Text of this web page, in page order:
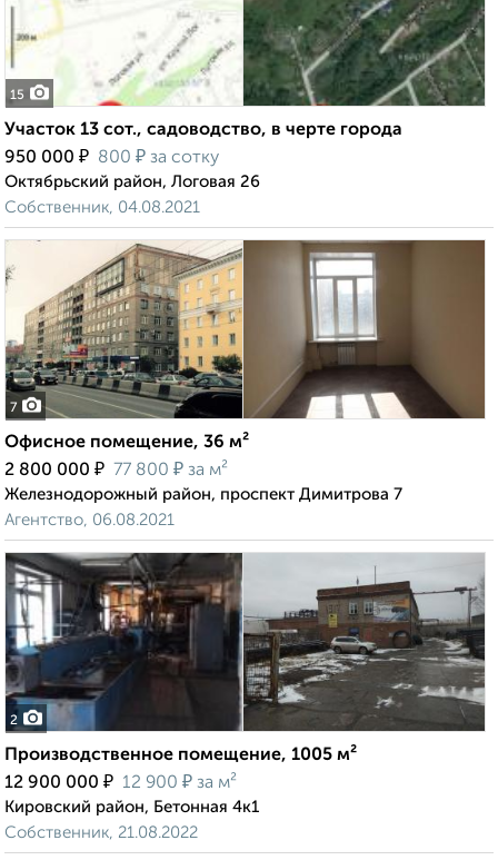
15
Участок 13 сот., садоводство, в черте города
950 000 ₽ 800 ₽ за сотку
Октябрьский район, Логовая 26
Собственник, 04.08.2021
7
Офисное помещение, 36 м²
2 800 000 ₽ 77 800 ₽ за м²
Железнодорожный район, проспект Димитрова 7
Агентство, 06.08.2021
2
Производственное помещение, 1005 м²
12 900 000 ₽ 12 900 ₽ за м²
Кировский район, Бетонная 4к1
Собственник, 21.08.2022